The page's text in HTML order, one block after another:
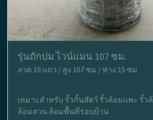
รุ่นถักปม ไวน์แมน 107 ซม.
ลวด 10 แถว / สูง 107 ซม / ห่าง 15 ซม
เหมาะสำหรับ รั้วกั้นสัตว์ รั้วล้อมแพะ รั้ว
ล้อมสวน ล้อมพื้นที่รอบบ้าน